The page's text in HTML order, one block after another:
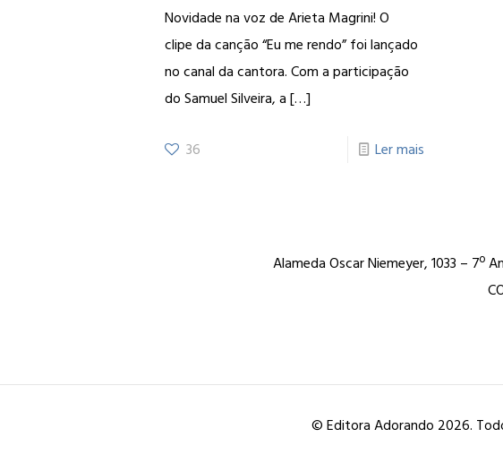
Novidade na voz de Arieta Magrini! O
clipe da canção “Eu me rendo” foi lançado
no canal da cantora. Com a participação
do Samuel Silveira, a[…]
36 Ler mais
Alameda Oscar Niemeyer, 1033 – 7º
© Editora Adorando 2026.